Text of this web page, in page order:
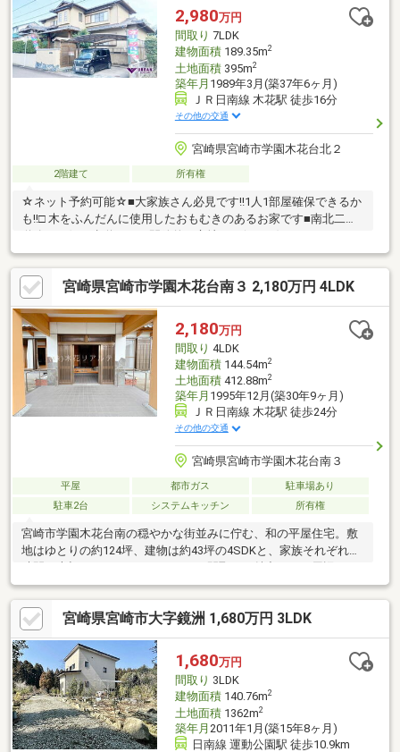
ルリフォームがセット！・今なら壁紙や床材の一部をお好みのカ
ラーに選べますお気軽にお問い合わせください。
2,980万円
間取り 7LDK
建物面積189.35m2
土地面積395m2
築年月 1989年3月(築37年6ヶ月)
ＪＲ日南線 木花駅 徒歩16分
その他の交通
宮崎県宮崎市学園木花台北２
2階建て 所有権
☆ネット予約可能☆■大家族さん必見です!!1人1部屋確保できるか
も!!□ 木をふんだんに使用したおもむきのあるお家です■南北二方
宮崎県宮崎市学園木花台南３ 2,180万円 4LDK
2,180万円
間取り 4LDK
建物面積144.54m2
土地面積412.88m2
築年月 1995年12月(築30年9ヶ月)
ＪＲ日南線 木花駅 徒歩24分
その他の交通
宮崎県宮崎市学園木花台南３
平屋 都市ガス
駐車場あり
駐車2台
システムキッチン 所有権
宮崎市学園木花台南の穏やかな街並みに佇む、和の平屋住宅。敷
地はゆとりの約124坪、建物は約43坪の4SDKと、家族それぞれの
幼稚園・保育園から小学校・中学校、さらには大学まで徒歩圏内
に揃い、子育て世代にも嬉しい住環境です。加えて、スーパーや
ドラッグストア、100円ショップなど生活に便利な施設も身近に
あり、日々の暮らしをしっかり支えてくれます。広い敷地と落ち
着いた住環境を兼ね備えた一邸。ゆとりある暮らしと、宮崎らし
い自然を身近に感じる毎日を、この住まいで始めてみませんか。
株式会社木花リアルティTel.0985-77-7553
宮崎県宮崎市大字鏡洲 1,680万円 3LDK
1,680万円
間取り 3LDK
建物面積140.76m2
土地面積1362m2
築年月 2011年1月(築15年8ヶ月)
日南線 運動公園駅 徒歩10.9km